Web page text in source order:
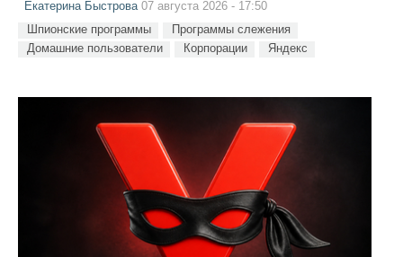
Екатерина Быстрова07 августа 2026 - 17:50
Шпионские программы
Программы слежения
Домашние пользователи
Корпорации Яндекс